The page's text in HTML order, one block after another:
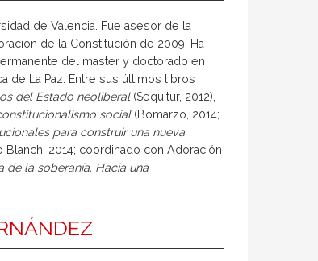
de Valencia. Fue asesor de la
de la Constitución de 2009. Ha
del master y doctorado en
de La Paz. Entre sus últimos libros
del Estado neoliberal(Sequitur, 2012),
social(Bomarzo, 2014;
para construir una nueva
Blanch, 2014; coordinado con Adoración
de la soberanía. Hacia una